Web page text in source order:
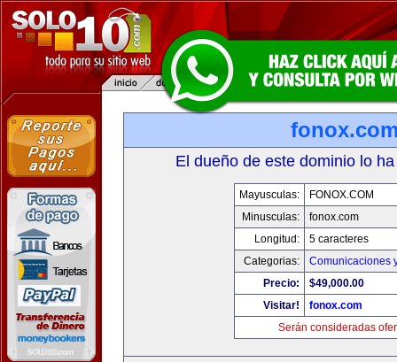
El dueño de este dominio lo
Mayusculas:
FONOX.COM
Minusculas:
fonox.com
Longitud:
5 caracteres
Categorias:
Comunicaciones
Precio:
$49,000.00
Visitar!
fonox.com
Serán consideradas